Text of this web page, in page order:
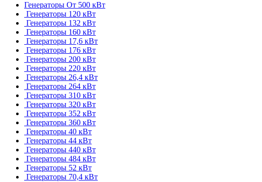
Генераторы От 500 кВт
Генераторы 120 кВт
Генераторы 132 кВт
Генераторы 160 кВт
Генераторы 17,6 кВт
Генераторы 176 кВт
Генераторы 200 кВт
Генераторы 220 кВт
Генераторы 26,4 кВт
Генераторы 264 кВт
Генераторы 310 кВт
Генераторы 320 кВт
Генераторы 352 кВт
Генераторы 360 кВт
Генераторы 40 кВт
Генераторы 44 кВт
Генераторы 440 кВт
Генераторы 484 кВт
Генераторы 52 кВт
Генераторы 70,4 кВт